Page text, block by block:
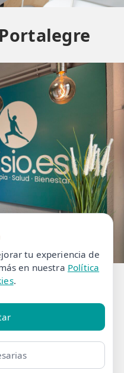
en
tu experiencia de
en nuestra Política
.